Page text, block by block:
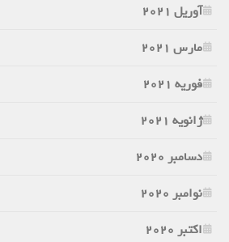
آوریل 2021
مارس 2021
فوریه 2021
ژانویه 2021
دسامبر 2020
نوامبر 2020
اکتبر 2020